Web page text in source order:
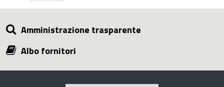
Amministrazione trasparente
Albo fornitori